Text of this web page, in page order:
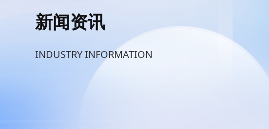
新闻资讯
INDUSTRY INFORMATION